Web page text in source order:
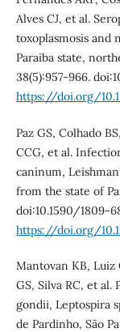
Alves CJ, et al.
toxoplasmosis and
Paraiba state,
38(5):957-966.
https://doi.org/
Paz GS, Colhado
CCG, et al.
caninum,
from the state of
doi:10.1590/1809-
https://doi.org/
Mantovan KB, Luiz
GS, Silva RC, et al.
gondii, Leptospira
de Pardinho, São